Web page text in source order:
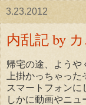
3.23.2012
内乱記 by
帰宅の途、ようや
上掛かっちゃった
スマートフォンに
しかに動画やニ